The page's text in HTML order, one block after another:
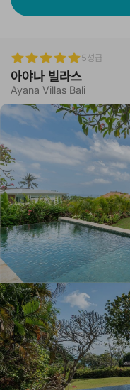
5성급
아야나 빌라스
Ayana Villas Bali